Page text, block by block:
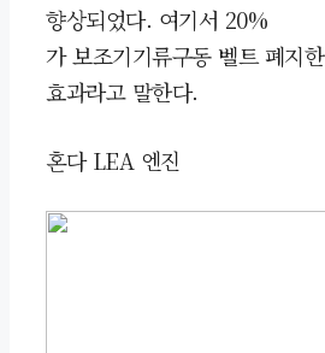
향상되었다. 여기서 20%
가보조기기류구동 벨트 폐지한
효과라고 말한다.
혼다 LEA 엔진